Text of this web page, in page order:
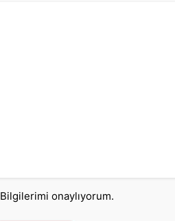
Bilgilerimi onaylıyorum.